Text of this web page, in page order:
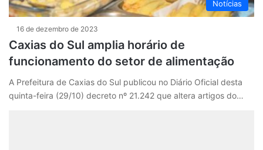
Notícias
16 de dezembro de 2023
Caxias do Sul amplia horário de
funcionamento do setor de alimentação
A Prefeitura de Caxias do Sul publicou no Diário Oficial desta
quinta-feira (29/10) decreto nº 21.242 que altera artigos do…